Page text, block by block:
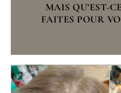
MAIS QU’EST-
FAITES POUR